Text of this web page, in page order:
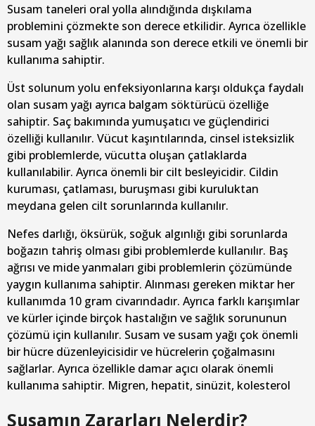
Susam taneleri oral yolla alındığında dışkılama
problemini çözmekte son derece etkilidir. Ayrıca özellikle
susam yağı sağlık alanında son derece etkili ve önemli bir
kullanıma sahiptir.
Üst solunum yolu enfeksiyonlarına karşı oldukça faydalı
olan susam yağı ayrıca balgam söktürücü özelliğe
sahiptir. Saç bakımında yumuşatıcı ve güçlendirici
özelliği kullanılır. Vücut kaşıntılarında, cinsel isteksizlik
gibi problemlerde, vücutta oluşan çatlaklarda
kullanılabilir. Ayrıca önemli bir cilt besleyicidir. Cildin
kuruması, çatlaması, buruşması gibi kuruluktan
meydana gelen cilt sorunlarında kullanılır.
Nefes darlığı, öksürük, soğuk algınlığı gibi sorunlarda
boğazın tahriş olması gibi problemlerde kullanılır. Baş
ağrısı ve mide yanmaları gibi problemlerin çözümünde
yaygın kullanıma sahiptir. Alınması gereken miktar her
kullanımda 10 gram civarındadır. Ayrıca farklı karışımlar
ve kürler içinde birçok hastalığın ve sağlık sorununun
çözümü için kullanılır. Susam ve susam yağı çok önemli
bir hücre düzenleyicisidir ve hücrelerin çoğalmasını
sağlarlar. Ayrıca özellikle damar açıcı olarak önemli
kullanıma sahiptir. Migren, hepatit, sinüzit, kolesterol
Susamın Zararları Nelerdir?